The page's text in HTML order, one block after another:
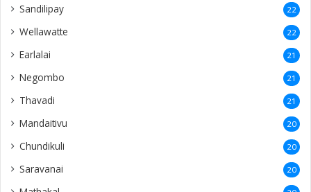
Sandilipay 22
Wellawatte 22
Earlalai 21
Negombo 21
Thavadi 21
Mandaitivu 20
Chundikuli 20
Saravanai 20